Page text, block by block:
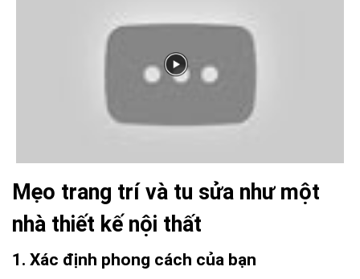
Mẹo trang trí và tu sửa như một
nhà thiết kế nội thất
1. Xác định phong cách của bạn